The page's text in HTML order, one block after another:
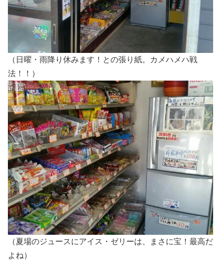
（日曜・雨降り休みます！との張り紙。カメハメハ戦
法！！）
（夏場のジュースにアイス・ゼリーは、まさに宝！最高だ
よね）